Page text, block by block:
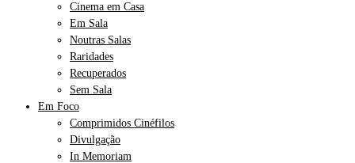
Cinema em Casa
Em Sala
Noutras Salas
Raridades
Recuperados
Sem Sala
Em Foco
Comprimidos Cinéfilos
Divulgação
In Memoriam